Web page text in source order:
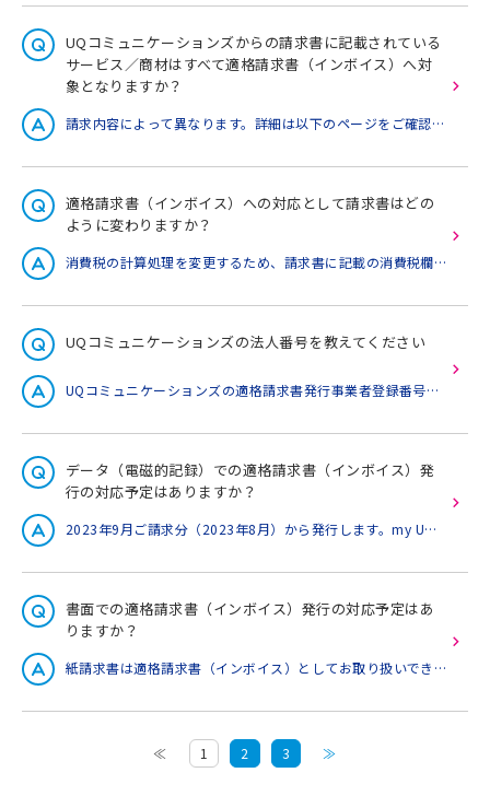
UQコミュニケーションズからの請求書に記載されている
サービス／商材はすべて適格請求書（インボイス）へ対
象となりますか？
請求内容によって異なります。詳細は以下のページをご確認ください。通信料金や各種サービスご利用料金のインボイス制度対応についてはこちら
適格請求書（インボイス）への対応として請求書はどの
ように変わりますか？
消費税の計算処理を変更するため、請求書に記載の消費税欄等が変更になります。 2023年8月請求まで 料金項目単位で、消費税の端数を切り捨て 2023年9月請求より 契約単位で、消費税の端数を切り捨て※日割り等のケースを除いては、計算方法変更による請求額変更の影響は受けません。
UQコミュニケーションズの法人番号を教えてください
UQコミュニケーションズの適格請求書発行事業者登録番号は、「T2010401075423」です。※上記登録番号は、国税庁の適格請求書発行事業者公表サイトからもご確認いただけます。適格請求書発行事業者公表サイトはこちら
データ（電磁的記録）での適格請求書（インボイス）発
行の対応予定はありますか？
2023年9月ご請求分（2023年8月）から発行します。my UQ WiMAXに掲載するPDFをご利用ください。my UQ WiMAXはこちらmy UQ WiMAXへのログイン方法や、ID・パスワードが不明の場合はこちら
書面での適格請求書（インボイス）発行の対応予定はあ
りますか？
紙請求書は適格請求書（インボイス）としてお取り扱いできません。my UQ WiMAXに掲載するPDFをご利用ください。my UQ WiMAXはこちらmy UQ WiMAXへのログイン方法や、ID・パスワードが不明の場合はこちら
≪ 1 2 3 ≫